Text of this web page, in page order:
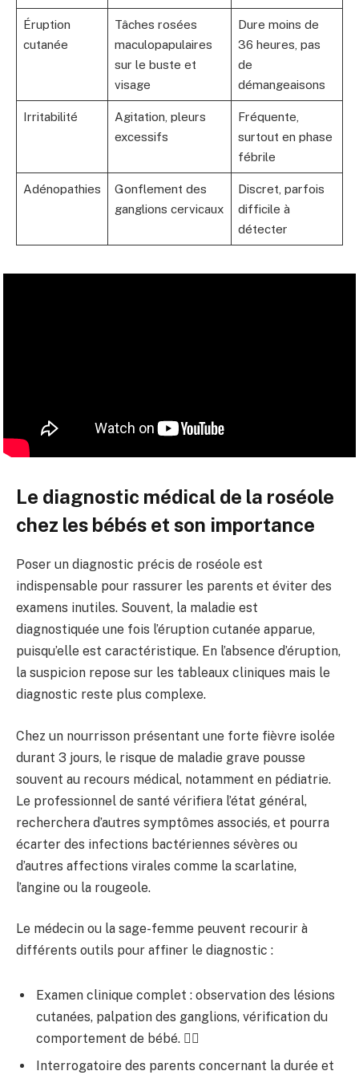
Éruption
cutanée
Tâches rosées
maculopapulaires
sur le buste et
visage
Dure moins de
36 heures, pas
de
démangeaisons
Irritabilité
Agitation, pleurs
excessifs
Fréquente,
surtout en phase
fébrile
Adénopathies
Gonflement des
ganglions cervicaux
Discret, parfois
difficile à
détecter
Le diagnostic médical de la roséole
chez les bébés et son importance
Poser un diagnostic précis de roséole est
indispensable pour rassurer les parents et éviter des
examens inutiles. Souvent, la maladie est
diagnostiquée une fois l’éruption cutanée apparue,
puisqu’elle est caractéristique. En l’absence d’éruption,
la suspicion repose sur les tableaux cliniques mais le
diagnostic reste plus complexe.
Chez un nourrisson présentant une forte fièvre isolée
durant 3 jours, le risque de maladie grave pousse
souvent au recours médical, notamment en pédiatrie.
Le professionnel de santé vérifiera l’état général,
recherchera d’autres symptômes associés, et pourra
écarter des infections bactériennes sévères ou
d’autres affections virales comme la scarlatine,
l’angine ou la rougeole.
Le médecin ou la sage-femme peuvent recourir à
différents outils pour affiner le diagnostic :
Examen clinique complet : observation des lésions
cutanées, palpation des ganglions, vérification du
comportement de bébé. 👩‍⚕️
Interrogatoire des parents concernant la durée et